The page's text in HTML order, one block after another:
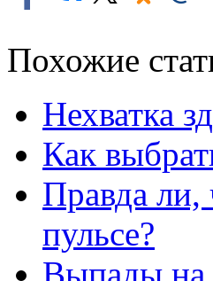
Похожие
Нехватка
Как
Правда ли,
пульсе?